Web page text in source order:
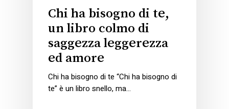
Chi ha bisogno di te,
un libro colmo di
saggezza leggerezza
ed amore
Chi ha bisogno di te “Chi ha bisogno di
te” è un libro snello, ma…